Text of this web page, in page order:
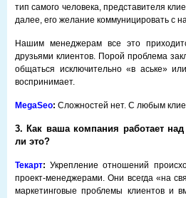
тип самого человека, представителя
далее, его желание коммуницировать с
Нашим менеджерам все это
друзьями клиентов. Порой проблема
общаться исключительно «в аське»
воспринимает.
MegaSeo: Сложностей нет. С любым
3. Как ваша компания работает
ли это?
Текарт:Укрепление отношений
проект-менеджерами. Они всегда «на
маркетинговые проблемы клиентов и